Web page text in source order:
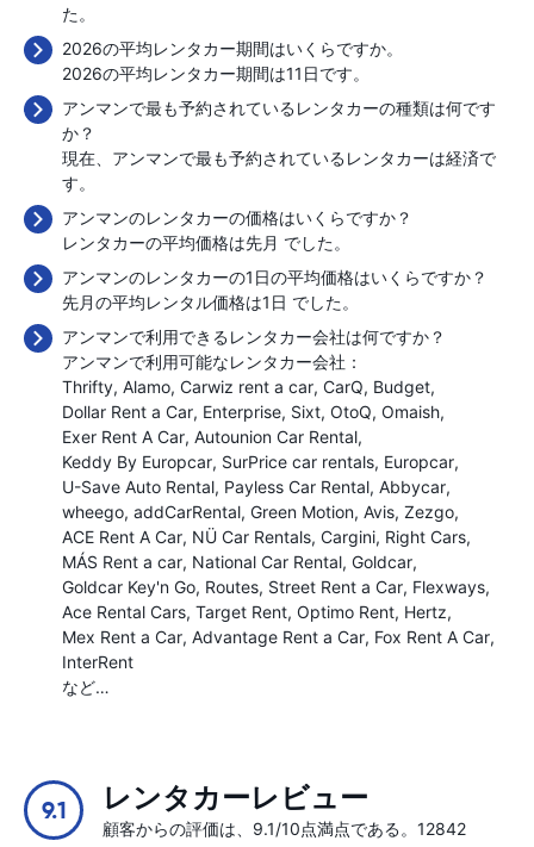
た。
2026の平均レンタカー期間はいくらですか。
2026の平均レンタカー期間は11日です。
アンマンで最も予約されているレンタカーの種類は何です
か？
現在、アンマンで最も予約されているレンタカーは経済で
す。
アンマンのレンタカーの価格はいくらですか？
レンタカーの平均価格は先月 でした。
アンマンのレンタカーの1日の平均価格はいくらですか？
先月の平均レンタル価格は1日 でした。
アンマンで利用できるレンタカー会社は何ですか？
アンマンで利用可能なレンタカー会社：
Thrifty Alamo Carwiz rent a car CarQ Budget
Dollar Rent a Car Enterprise Sixt OtoQ Omaish
Exer Rent A Car Autounion Car Rental
Keddy By Europcar SurPrice car rentals Europcar
U-Save Auto Rental Payless Car Rental Abbycar
wheego addCarRental Green Motion Avis Zezgo
ACE Rent A Car NÜ Car Rentals Cargini Right Cars
MÁS Rent a car National Car Rental Goldcar
Goldcar Key'n Go Routes Street Rent a Car Flexways
Ace Rental Cars Target Rent Optimo Rent Hertz
Mex Rent a Car Advantage Rent a Car Fox Rent A Car
InterRent
など…
9.1 レンタカーレビュー
顧客からの評価は、9.1/10点満点である。12842